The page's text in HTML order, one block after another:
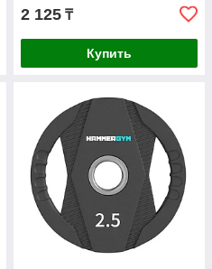
2 125 ₸
Купить